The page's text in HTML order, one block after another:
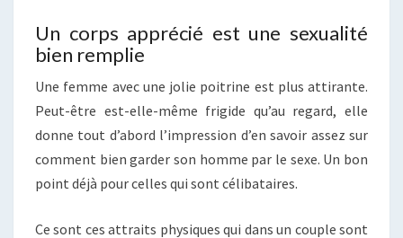
Un corps apprécié est une sexualité
bien remplie
Une femme avec une jolie poitrine est plus attirante.
Peut-être est-elle-même frigide qu’au regard, elle
donne tout d’abord l’impression d’en savoir assez sur
comment bien garder son homme par le sexe. Un bon
point déjà pour celles qui sont célibataires.
Ce sont ces attraits physiques qui dans un couple sont